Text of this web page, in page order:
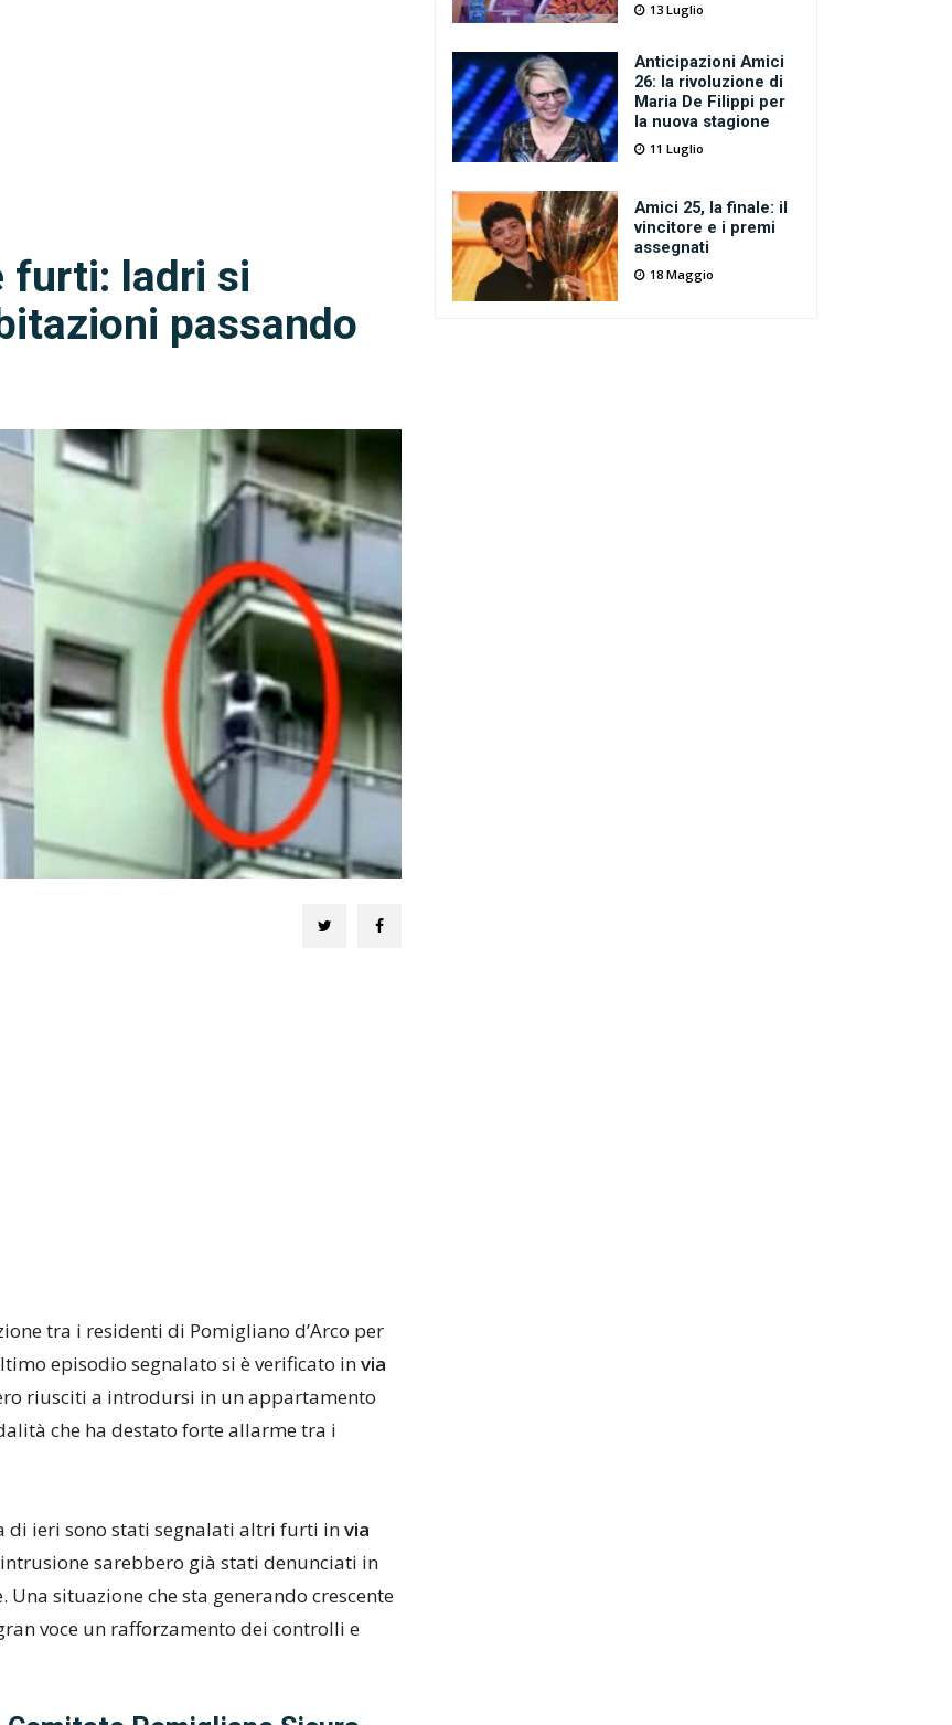
furti: ladri si
passando
tra i residenti di Pomigliano d’Arco per
episodio segnalato si è verificato invia
riusciti a introdursi in un appartamento
che ha destato forte allarme tra i
di ieri sono stati segnalati altri furti invia
sarebbero già stati denunciati in
situazione che sta generando crescente
voce un rafforzamento dei controlli e
13 Luglio
Anticipazioni Amici
26: la rivoluzione di
Maria De Filippi per
la nuova stagione
11 Luglio
Amici 25, la finale: il
vincitore e i premi
assegnati
18 Maggio